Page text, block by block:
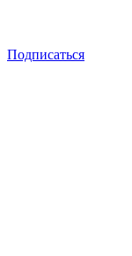
Подписаться